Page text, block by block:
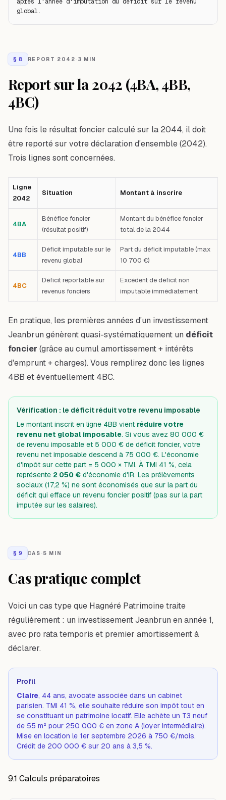
global.
§ 8 REPORT 2042· 3 MIN
Report sur la 2042 (4BA, 4BB,
4BC)
Une fois le résultat foncier calculé sur la 2044, il doit
être reporté sur votre déclaration d'ensemble (2042).
Trois lignes sont concernées.
Ligne
2042
Situation Montant à inscrire
4BA
Bénéfice foncier
(résultat positif)
Montant du bénéfice foncier
total de la 2044
4BB
Déficit imputable sur le
revenu global
Part du déficit imputable (max
10 700 €)
4BC
Déficit reportable sur
revenus fonciers
Excédent de déficit non
imputable immédiatement
En pratique, les premières années d'un investissement
Jeanbrun génèrent quasi-systématiquement un déficit
foncier (grâce au cumul amortissement + intérêts
d'emprunt + charges). Vous remplirez donc les lignes
4BB et éventuellement 4BC.
Vérification : le déficit réduit votre revenu imposable
Le montant inscrit en ligne 4BB vient réduire votre
revenu net global imposable. Si vous avez 80 000 €
de revenu imposable et 5 000 € de déficit foncier, votre
revenu net imposable descend à 75 000 €. L'économie
d'impôt sur cette part = 5 000 × TMI. À TMI 41 %, cela
représente 2 050 € d'économie d'IR. Les prélèvements
sociaux (17,2 %) ne sont économisés que sur la part du
déficit qui efface un revenu foncier positif (pas sur la part
imputée sur les salaires).
§ 9 CAS · 5 MIN
Cas pratique complet
Voici un cas type que Hagnéré Patrimoine traite
régulièrement : un investissement Jeanbrun en année 1,
avec pro rata temporis et premier amortissement à
déclarer.
Profil
Claire, 44 ans, avocate associée dans un cabinet
parisien. TMI 41 %, elle souhaite réduire son impôt tout en
se constituant un patrimoine locatif. Elle achète un T3 neuf
de 55 m² pour 250 000 € en zone A (loyer intermédiaire).
Mise en location le 1er septembre 2026 à 750 €/mois.
Crédit de 200 000 € sur 20 ans à 3,5 %.
9.1 Calculs préparatoires